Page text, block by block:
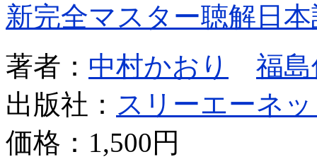
新完全マスター聴解日
著者： 中村かおり
福
出版社： スリーエーネ
価格： 1,500円